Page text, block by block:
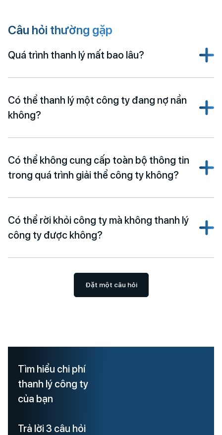
Câu hỏi thường gặp
Quá trình thanh lý mất bao lâu?
Có thể thanh lý một công ty đang nợ nần
không?
Có thể không cung cấp toàn bộ thông tin
trong quá trình giải thể công ty không?
Có thể rời khỏi công ty mà không thanh lý
công ty được không?
Đặt một câu hỏi
Tìm hiểu chi phí
thanh lý công ty
của bạn
Trả lời 3 câu hỏi